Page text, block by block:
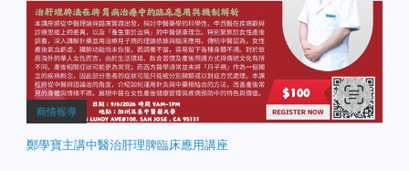
商情報導
鄭學寶主講中醫治肝理脾臨床應用講座